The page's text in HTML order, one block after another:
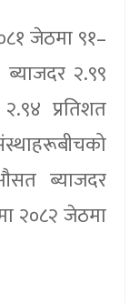
जेठमा ९१–
२.९९
प्रतिशत
ब्याजदर
२०८२ जेठमा